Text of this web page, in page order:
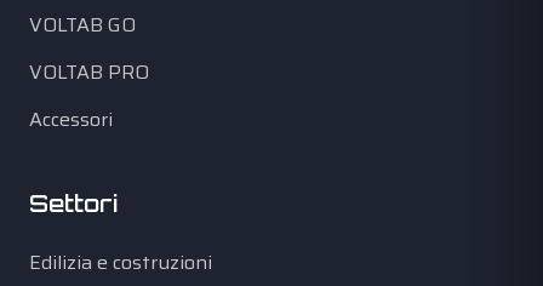
VOLTAB GO
VOLTAB PRO
Accessori
Settori
Edilizia e costruzioni